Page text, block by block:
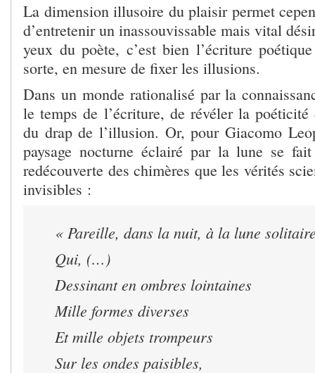
La dimension illusoire du plaisir permet
d’entretenir un inassouvissable mais vital
yeux du poète, c’est bien l’écriture
sorte, en mesure de fixer les illusions.
Dans un monde rationalisé par la
le temps de l’écriture, de révéler la
du drap de l’illusion. Or, pour Giacomo
paysage nocturne éclairé par la lune se
redécouverte des chimères que les vérités
invisibles :
« Pareille, dans la nuit, à la lune
Qui, (…)
Dessinant en ombres lointaines
Mille formes diverses
Et mille objets trompeurs
Sur les ondes paisibles,